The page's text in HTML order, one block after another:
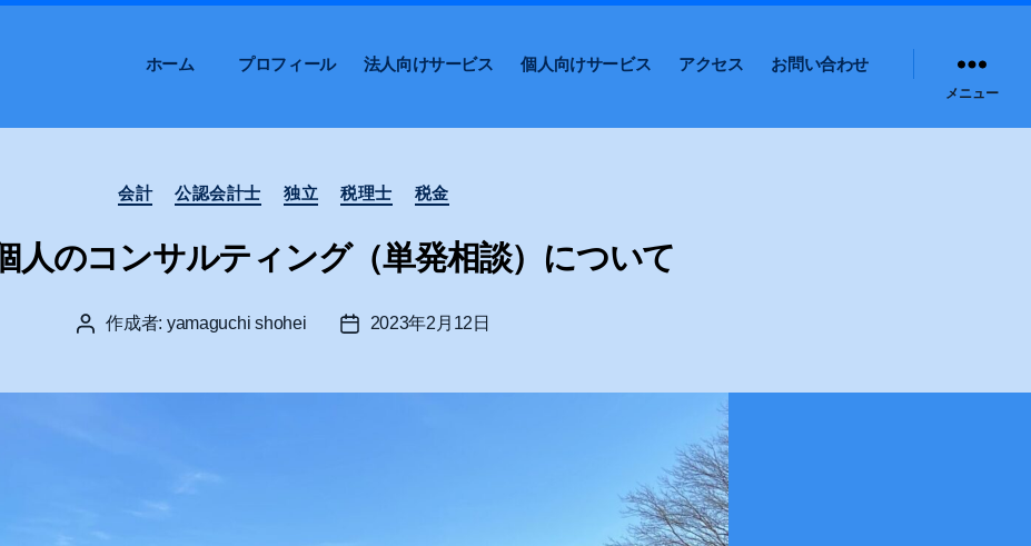
ホーム プロフィール 法人向けサービス 個人向けサービス アクセス お問い合わせ
メニュー
カ
テ
リ
ー
会計 公認会計士 独立 税理士 税金
人のコンサルティング（単発相談）について
投 作成者: yamaguchi shohei
投
2023年2月12日